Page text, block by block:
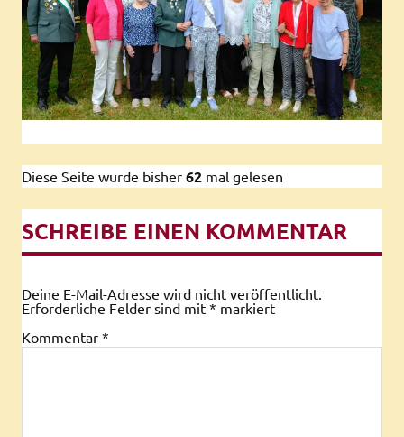
Diese Seite wurde bisher 62 mal gelesen
SCHREIBE EINEN KOMMENTAR
Deine E-Mail-Adresse wird nicht veröffentlicht.
Erforderliche Felder sind mit * markiert
Kommentar *